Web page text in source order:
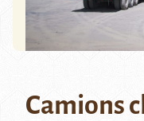
Camions